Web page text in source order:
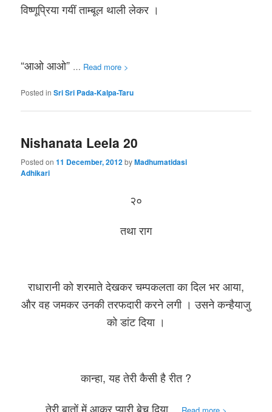
विष्णूप्रिया गयीं ताम्बूल थाली लेकर ।
“आओ आओ” … Read more >
Posted in Sri Sri Pada-Kalpa-Taru
Nishanata Leela 20
Posted on11 December, 2012byMadhumatidasi
Adhikari
२०
तथा राग
राधारानी को शरमाते देखकर चम्पकलता का दिल भर आया,
और वह जमकर उनकी तरफदारी करने लगी । उसने कन्हैयाजु
को डांट दिया ।
कान्हा, यह तेरी कैसी है रीत ?
तेरी बातों में आकर प्यारी बेच दिया
Read more >